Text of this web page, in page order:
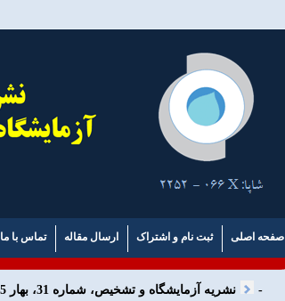
صفحه اصلی ثبت نام و اشتراک ارسال مقاله تماس با ما
- نشریه آزمایشگاه و تشخیص، شماره 31، بهار 1395